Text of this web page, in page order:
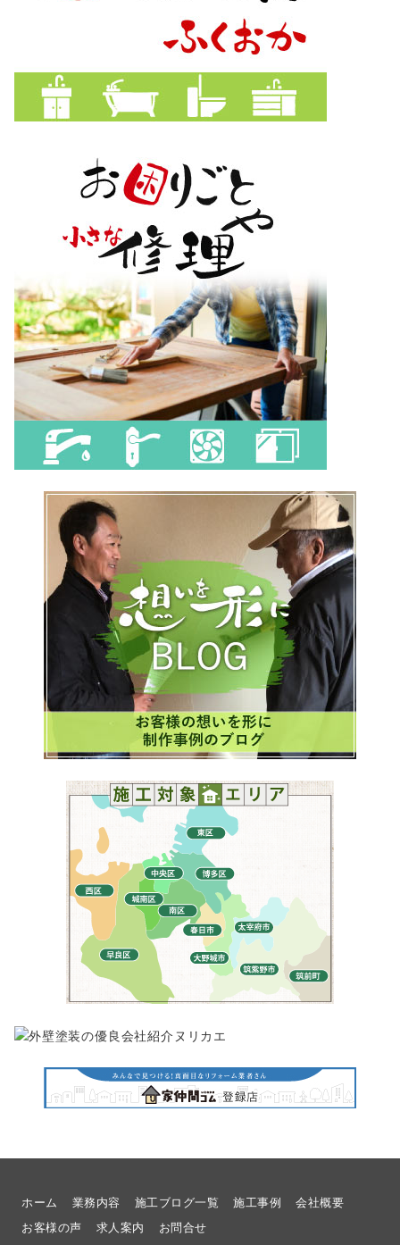
ホーム 業務内容 施工ブログ一覧 施工事例
会社概要
お客様の声
求人案内 お問合せ